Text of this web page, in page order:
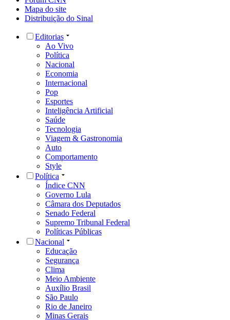
Mapa do site
Distribuição do Sinal
Editorias
Ao Vivo
Política
Nacional
Economia
Internacional
Pop
Esportes
Inteligência Artificial
Saúde
Tecnologia
Viagem & Gastronomia
Auto
Comportamento
Style
Política
Índice CNN
Governo Lula
Câmara dos Deputados
Senado Federal
Supremo Tribunal Federal
Políticas Públicas
Nacional
Educação
Segurança
Clima
Meio Ambiente
Auxílio Brasil
São Paulo
Rio de Janeiro
Minas Gerais